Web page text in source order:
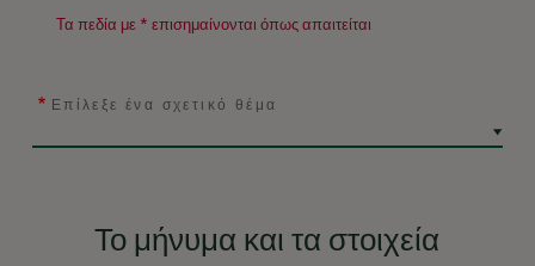
Τα πεδία με * επισημαίνονται όπως απαιτείται
Επίλεξε ένα σχετικό θέμα
Το μήνυμα και τα στοιχεία